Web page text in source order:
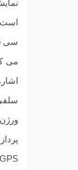
سی 5 اولترا از جک 3.5 میلیمتری برای